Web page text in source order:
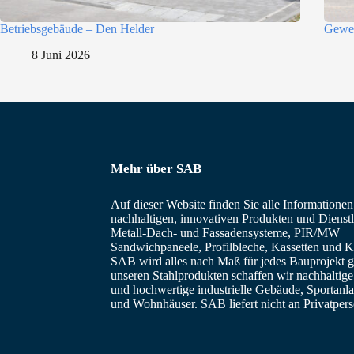
e
Betriebsgebäude – Den Helder
8 Juni 2026
Mehr über SAB
Auf dieser Website finden Sie alle
nachhaltigen, innovativen Produkten und
Metall-Dach- und Fassadensysteme, PIR/MW
Sandwichpaneele, Profilbleche, Kassetten und
SAB wird alles nach Maß für jedes Bauprojekt
unseren Stahlprodukten schaffen wir
und hochwertige industrielle Gebäude,
und Wohnhäuser. SAB liefert nicht an